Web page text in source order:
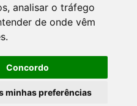
analisar o tráfego
de onde vêm
Concordo
minhas preferências
Adicionar ao carrinho